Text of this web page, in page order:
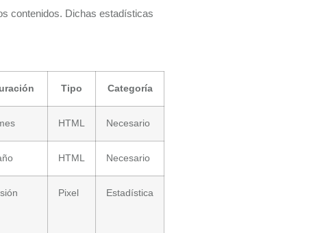
contenidos. Dichas estadísticas
Tipo Categoría
HTML Necesario
HTML Necesario
Pixel Estadística